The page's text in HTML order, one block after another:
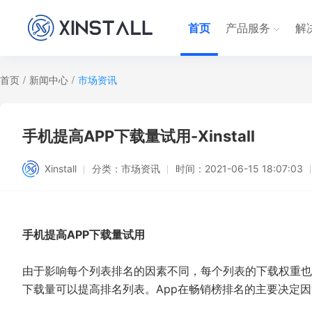
首页 产品服务 解
首页 / 新闻中心 / 市场资讯
手机提高APP下载量试用-Xinstall
Xinstall 分类： 市场资讯 时间： 2021-06-15 18:07:03
手机提高APP下载量试用
由于影响每个列表排名的因素不同，每个列表的下载权
下载量可以提高排名列表。App在畅销榜排名的主要决定